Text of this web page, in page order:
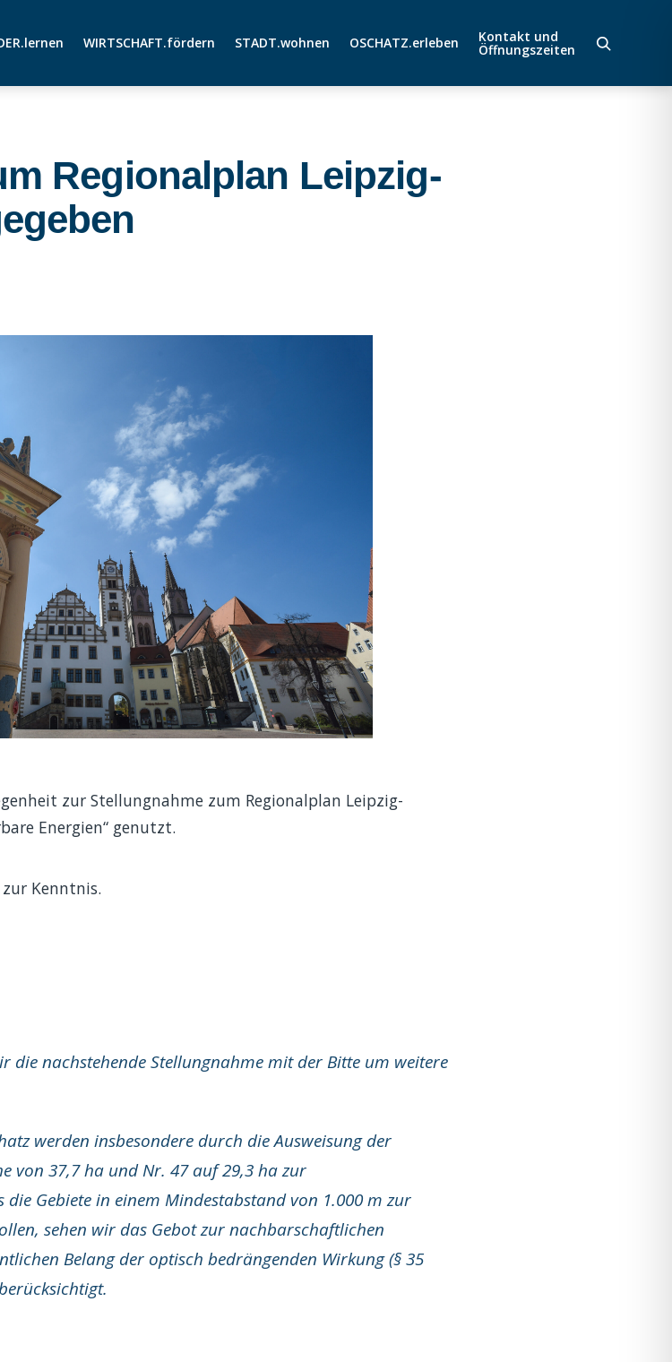
WIRTSCHAFT.fördern STADT.wohnen OSCHATZ.erleben Kontakt und
Öffnungszeiten
Regionalplan Leipzig-
zur Stellungnahme zum Regionalplan Leipzig-
Energien“ genutzt.
Kenntnis.
die nachstehende Stellungnahme mit der Bitte um weitere
werden insbesondere durch die Ausweisung der
von 37,7 ha und Nr. 47 auf 29,3 ha zur
Gebiete in einem Mindestabstand von 1.000 m zur
sehen wir das Gebot zur nachbarschaftlichen
Belang der optisch bedrängenden Wirkung (§ 35